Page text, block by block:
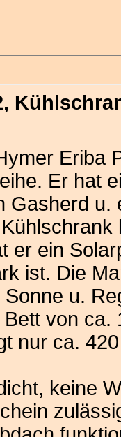
Eriba
Er hat
Gasherd u.
er ein
ist. Die
u.
von ca.
nur ca.
keine